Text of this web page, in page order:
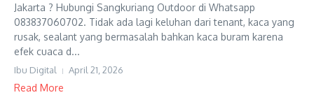
Jakarta ? Hubungi Sangkuriang Outdoor di Whatsapp
083837060702. Tidak ada lagi keluhan dari tenant, kaca yang
rusak, sealant yang bermasalah bahkan kaca buram karena
efek cuaca d...
Ibu Digital April 21, 2026
Read More